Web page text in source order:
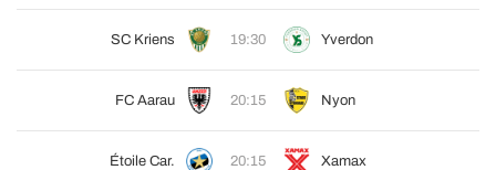
SC Kriens 19:30 Yverdon
FC Aarau 20:15 Nyon
Étoile Car. 20:15 Xamax